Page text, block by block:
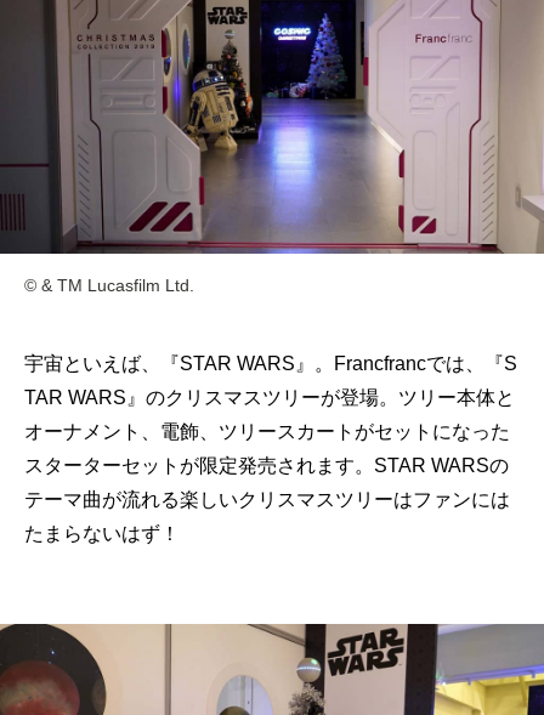
© & TM Lucasfilm Ltd.
宇宙といえば、『STAR WARS』。Francfrancでは、『S
TAR WARS』のクリスマスツリーが登場。ツリー本体と
オーナメント、電飾、ツリースカートがセットになった
スターターセットが限定発売されます。STAR WARSの
テーマ曲が流れる楽しいクリスマスツリーはファンには
たまらないはず！